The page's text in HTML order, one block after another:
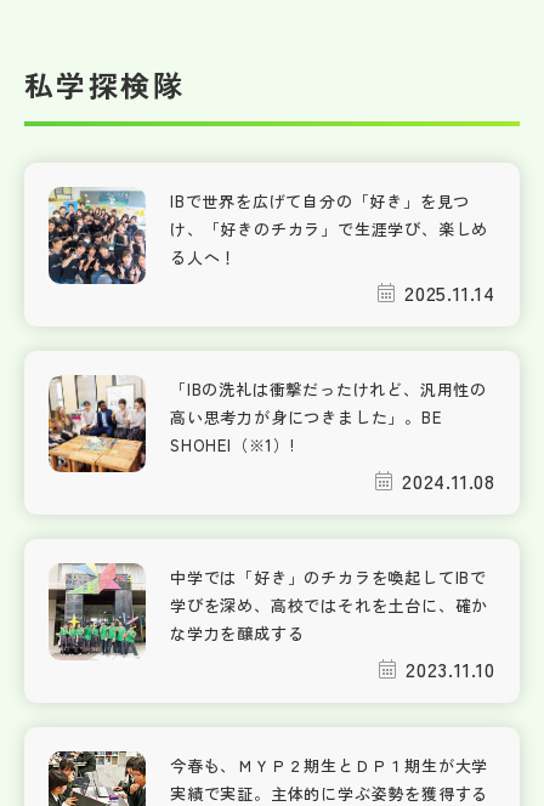
私学探検隊
IBで世界を広げて自分の「好き」を見つ
け、「好きのチカラ」で生涯学び、楽しめ
る人へ！
2025.11.14
「IBの洗礼は衝撃だったけれど、汎用性の
高い思考力が身につきました」。BE
SHOHEI（※1）!
2024.11.08
中学では「好き」のチカラを喚起してIBで
学びを深め、高校ではそれを土台に、確か
な学力を醸成する
2023.11.10
今春も、ＭＹＰ２期生とＤＰ１期生が大学
実績で実証。主体的に学ぶ姿勢を獲得する